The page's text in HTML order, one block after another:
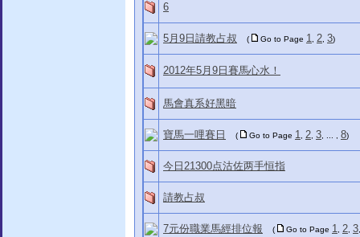
6
5月9日請教占叔 ( Go to Page 1 2 3)
2012年5月9日賽馬心水！
馬會真系好黑暗
寶馬一哩賽日 ( Go to Page 1 2 3 8)
今日21300点沽佐两手恒指
請教占叔
7元份職業馬經排位報 ( Go to Page 1 2 3